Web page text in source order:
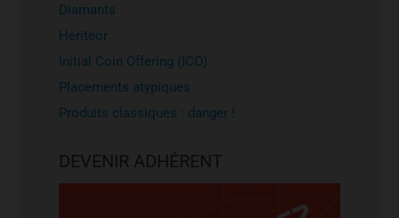
Diamants
Heriteor
Initial Coin Offering (ICO)
Placements atypiques
Produits classiques : danger !
DEVENIR ADHÉRENT